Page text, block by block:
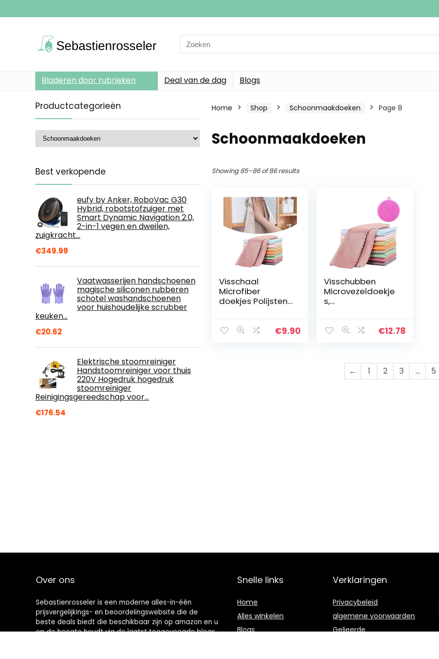
Search
for:
Bladeren door rubrieken Deal van de dag Blogs
Productcategorieën
Best verkopende
eufy by Anker, RoboVac G30
Hybrid, robotstofzuiger met
Smart Dynamic Navigation 2.0,
2-in-1 vegen en dweilen,
zuigkracht…
€349.99
Vaatwasserijen handschoenen
magische siliconen rubberen
schotel washandschoenen
voor huishoudelijke scrubber
keuken…
€20.62
Elektrische stoomreiniger
Handstoomreiniger voor thuis
220V Hogedruk hogedruk
stoomreiniger
Reinigingsgereedschap voor…
€176.54
Home Shop Schoonmaakdoeken Page 8
Schoonmaakdoeken
Showing 85–86 of 86 results
Visschaal
Microfiber
doekjes Polijsten
Patroon Visschaal
€9.90
Visschubben
Microvezeldoekje
s,
Visschaaldoekjes
Keuken…
€12.78
← 1 2 3 … 5
Over ons
Sebastienrosseler is een moderne alles-in-één
prijsvergelijkings- en beoordelingswebsite die de
beste deals biedt die beschikbaar zijn op amazon en u
op de hoogte houdt via de laatst toegevoegde blogs.
Snelle links
Home
Alles winkelen
Blogs
Verklaringen
Privacybeleid
algemene voorwaarden
Gelieerde